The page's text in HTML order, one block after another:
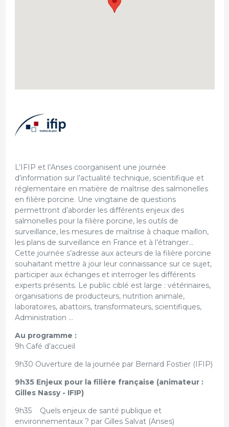
L’IFIP et l’Anses coorganisent une journée
d’information sur l’actualité technique, scientifique et
réglementaire en matière de maîtrise des salmonelles
en filière porcine. Une vingtaine de questions
permettront d’aborder les différents enjeux des
salmonelles pour la filière porcine, les outils de
surveillance, les mesures de maîtrise à chaque maillon,
les plans de surveillance en France et à l’étranger...
Cette journée s’adresse aux acteurs de la filière porcine
souhaitant mettre à jour leur connaissance sur ce sujet,
participer aux échanges et interroger les différents
experts présents. Le public ciblé est large : vétérinaires,
organisations de producteurs, nutrition animale,
laboratoires, abattoirs, transformateurs, scientifiques,
Administration …
Au programme :
9h Café d’accueil
9h30 Ouverture de la journée par Bernard Fostier (IFIP)
9h35 Enjeux pour la filière française (animateur :
Gilles Nassy - IFIP)
9h35 Quels enjeux de santé publique et
environnementaux ? par Gilles Salvat (Anses)